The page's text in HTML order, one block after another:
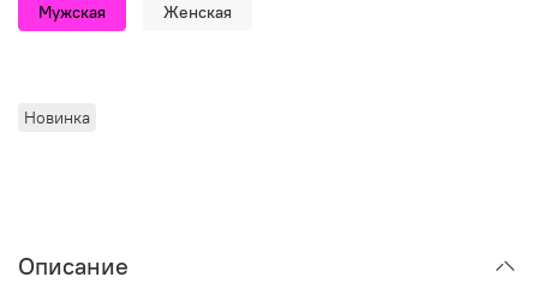
Новинка
Мужская Женская
Описание